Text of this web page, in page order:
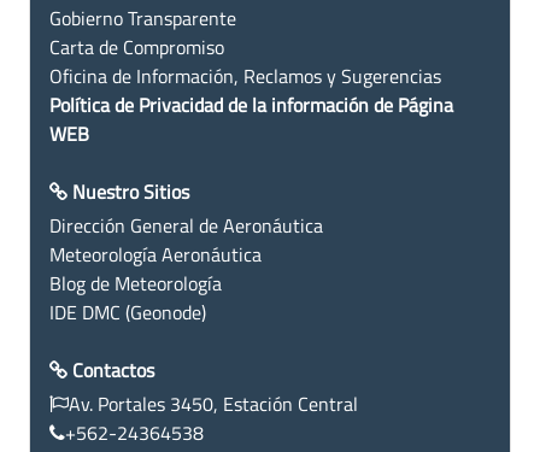
Gobierno Transparente
Carta de Compromiso
Oficina de Información, Reclamos y Sugerencias
Política de Privacidad de la información de Página
WEB
Nuestro Sitios
Dirección General de Aeronáutica
Meteorología Aeronáutica
Blog de Meteorología
IDE DMC (Geonode)
Contactos
Av. Portales 3450, Estación Central
+562-24364538